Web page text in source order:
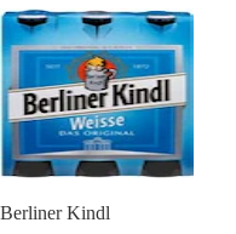
Berliner Kindl